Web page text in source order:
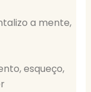
a mente,
esqueço,